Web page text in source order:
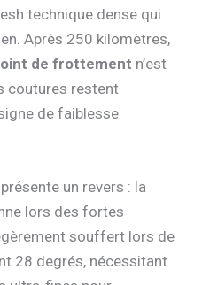
technique dense qui
Après 250 kilomètres,
de frottement n’est
coutures restent
de faiblesse
un revers : la
lors des fortes
souffert lors de
28 degrés, nécessitant